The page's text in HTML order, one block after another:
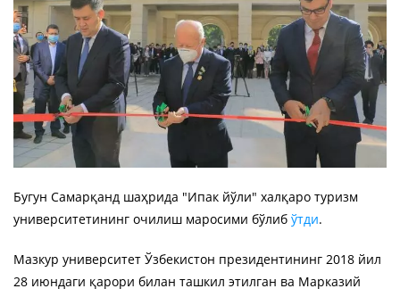
Бугун Самарқанд шаҳрида "Ипак йўли" халқаро туризм
университетининг очилиш маросими бўлиб ўтди.
Мазкур университет Ўзбекистон президентининг 2018 йил
28 июндаги қарори билан ташкил этилган ва Марказий